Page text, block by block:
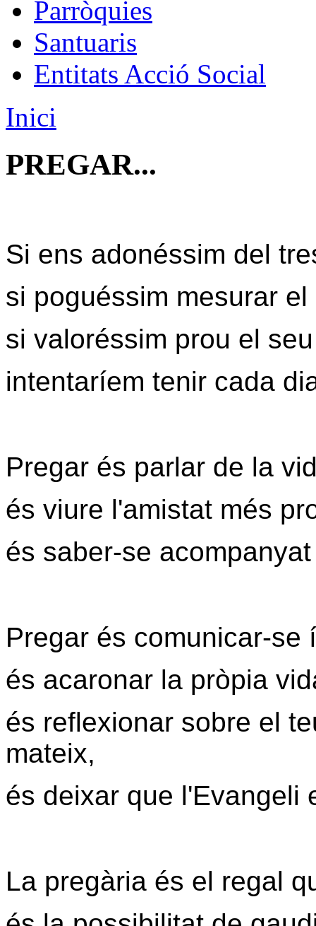
Parròquies
Santuaris
Entitats Acció Social
Inici
PREGAR...
Si ens adonéssim del
si poguéssim mesurar
si valoréssim prou el
intentaríem tenir cada
Pregar és parlar de la
és viure l'amistat més
és saber-se
Pregar és comunicar-se
és acaronar la pròpia
és reflexionar sobre el
mateix,
és deixar que l'Evangeli
La pregària és el regal